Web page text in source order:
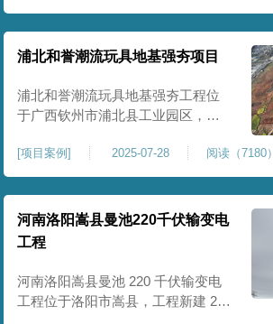
施。项目原始场地为新建建设用
地，土层分布不均、土体松散、天
然固结程度较低，地基整体承载力
筑需长期承受货物堆放荷载，对地
基沉降稳定性、整体密实度要求较
浦北和誉潮流玩具地基强夯项目
浦北和誉潮流玩具地基强夯工程位
于广西钦州市浦北县工业园区，场
公及生活附属设施。原始场地为新
建园区待开发地块，土体回填不
均、土质松散、固结度不足，场地
承载力与整体均匀性较差，若直接
施工易出现地基不均匀沉降、地面
开裂、墙体变形等质量问题，无法
满足工业厂房长期荷载及规范建设
标
[项目案例] 2025-07-28 阅读（7180）
河南洛阳嵩县曼池220千伏输变电
工程
河南洛阳嵩县曼池 220 千伏输变电
工程位于洛阳市嵩县，工程新建 220